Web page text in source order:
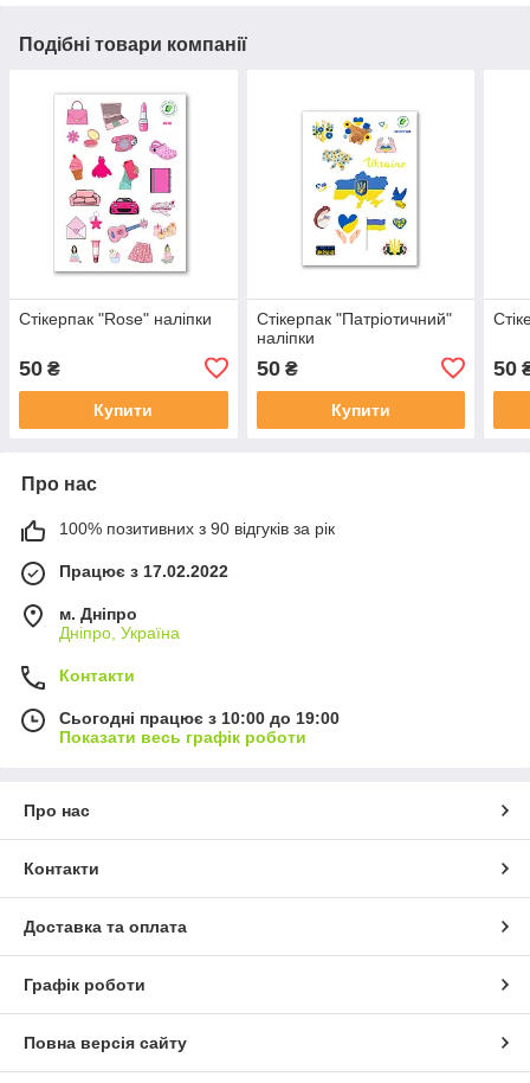
Подібні товари компанії
Стікерпак "Rose" наліпки
50 ₴
Купити
Стікерпак "Патріотичний"
наліпки
50₴
Купити
50
Про нас
100% позитивних з 90 відгуків за рік
Працює з 17.02.2022
м. Дніпро
Дніпро, Україна
Контакти
Сьогодні працює з 10:00 до 19:00
Показати весь графік роботи
Про нас
Контакти
Доставка та оплата
Графік роботи
Повна версія сайту